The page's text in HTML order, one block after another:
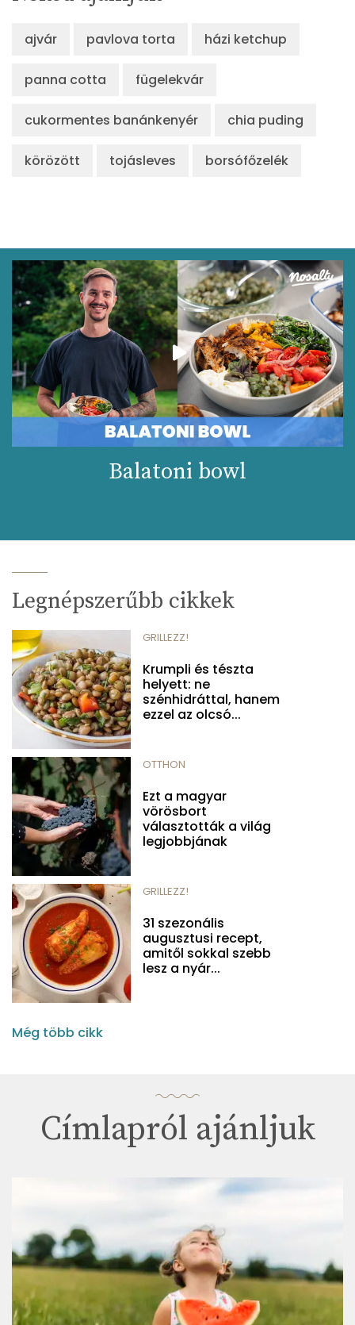
ajvár pavlova torta házi ketchup
panna cotta fügelekvár
cukormentes banánkenyér chia puding
körözött tojásleves borsófőzelék
Balatoni bowl
Legnépszerűbb cikkek
GRILLEZZ!
Krumpli és tészta
helyett: ne
szénhidráttal, hanem
ezzel az olcsó...
OTTHON
Ezt a magyar
vörösbort
választották a világ
legjobbjának
GRILLEZZ!
31 szezonális
augusztusi recept,
amitől sokkal szebb
lesz a nyár...
Még több cikk
Címlapról ajánljuk